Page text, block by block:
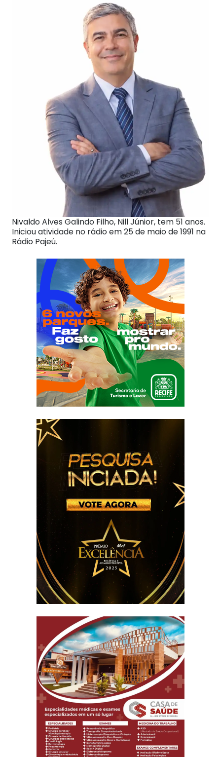
Nivaldo Alves Galindo Filho, Nill Júnior, tem 51 anos.
Iniciou atividade no rádio em 25 de maio de 1991 na
Rádio Pajeú.